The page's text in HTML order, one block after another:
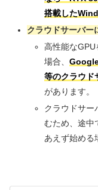
搭載した
クラウドサーバー
高性能なGPU
場合、
等のクラウド
があります。
クラウドサー
むため、途中
あえず始める